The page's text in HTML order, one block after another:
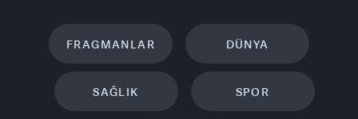
FRAGMANLAR DÜNYA
SAĞLIK SPOR